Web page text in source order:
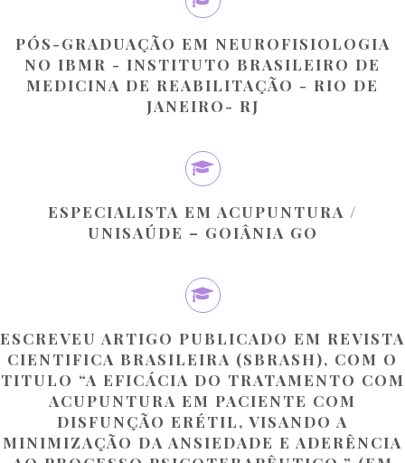
PÓS-GRADUAÇÃO EM NEUROFISIOLOGIA
NO IBMR - INSTITUTO BRASILEIRO DE
MEDICINA DE REABILITAÇÃO - RIO DE
JANEIRO- RJ
ESPECIALISTA EM ACUPUNTURA /
UNISAÚDE – GOIÂNIA GO
ESCREVEU ARTIGO PUBLICADO EM REVISTA
CIENTIFICA BRASILEIRA (SBRASH), COM O
TITULO “A EFICÁCIA DO TRATAMENTO COM
ACUPUNTURA EM PACIENTE COM
DISFUNÇÃO ERÉTIL, VISANDO A
MINIMIZAÇÃO DA ANSIEDADE E ADERÊNCIA